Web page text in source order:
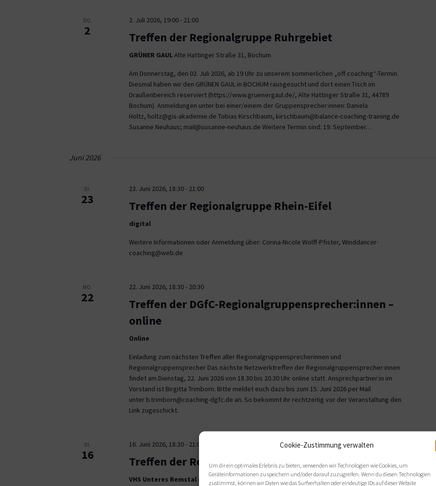
Cookie-Zustimmung verwalten
Um dir ein optimales Erlebnis zu bieten, verwenden wir Technologien wie Cookies, um
Geräteinformationen zu speichern und/oder darauf zuzugreifen. Wenn du diesen Technologien
zustimmst, können wir Daten wie das Surfverhalten oder eindeutige IDs auf dieser Website
DO.
2
2. Juli 2026, 19:00- 21:00
Treffen der Regionalgruppe Ruhrgebiet
GRÜNER GAULAlte Hattinger Straße 31, Bochum
Am Donnerstag, den 02. Juli 2026, ab 19 Uhr zu unserem sommerlichen „off coaching“-Termin.
Diesmal haben wir den GRÜNEN GAUL in BOCHUM rausgesucht und dort einen Tisch im
Draußenbereich reserviert (https://www.gruenergaul.de/, Alte Hattinger Straße 31, 44789
Bochum). Anmeldungen unter bei einer/einem der Gruppensprecher:innen: Daniela
Holtz, holtz@gis-akademie.de Tobias Kirschbaum, kirschbaum@balance-coaching-training.de
Susanne Neuhaus; mail@susanne-neuhaus.de Weitere Termin sind: 19. September…
Juni 2026
DI.
23
23. Juni 2026, 18:30- 21:00
Treffen der Regionalgruppe Rhein-Eifel
digital
Weitere Informationen oder Anmeldung über: Corina-Nicole Wolff-Pfister, Winddancer-
coaching@web.de
MO.
22
22. Juni 2026, 18:30- 20:30
Treffen der DGfC-Regionalgruppensprecher:innen –
online
Online
Einladung zum nächsten Treffen aller Regionalgruppensprecherinnen und
Regionalgruppensprecher Das nächste Netzwerktreffen der Regionalgruppensprecher:innen
findet am Dienstag, 22. Juni 2026 von 18.30 bis 20.30 Uhr online statt. Ansprechpartner:in im
Vorstand ist Birgitta Trimborn. Bitte meldet euch dazu bis zum 15. Juni 2026 per Mail
unter b.trimborn@coaching-dgfc.de an. So bekommt ihr rechtzeitig vor der Veranstaltung den
Link zugeschickt.
DI.
16
16. Juni 2026, 18:30- 21:00
Treffen der Regionalgruppe Stuttgart
VHS Unteres Remstal e.V. Bürgermühlenweg 4, Waiblingen